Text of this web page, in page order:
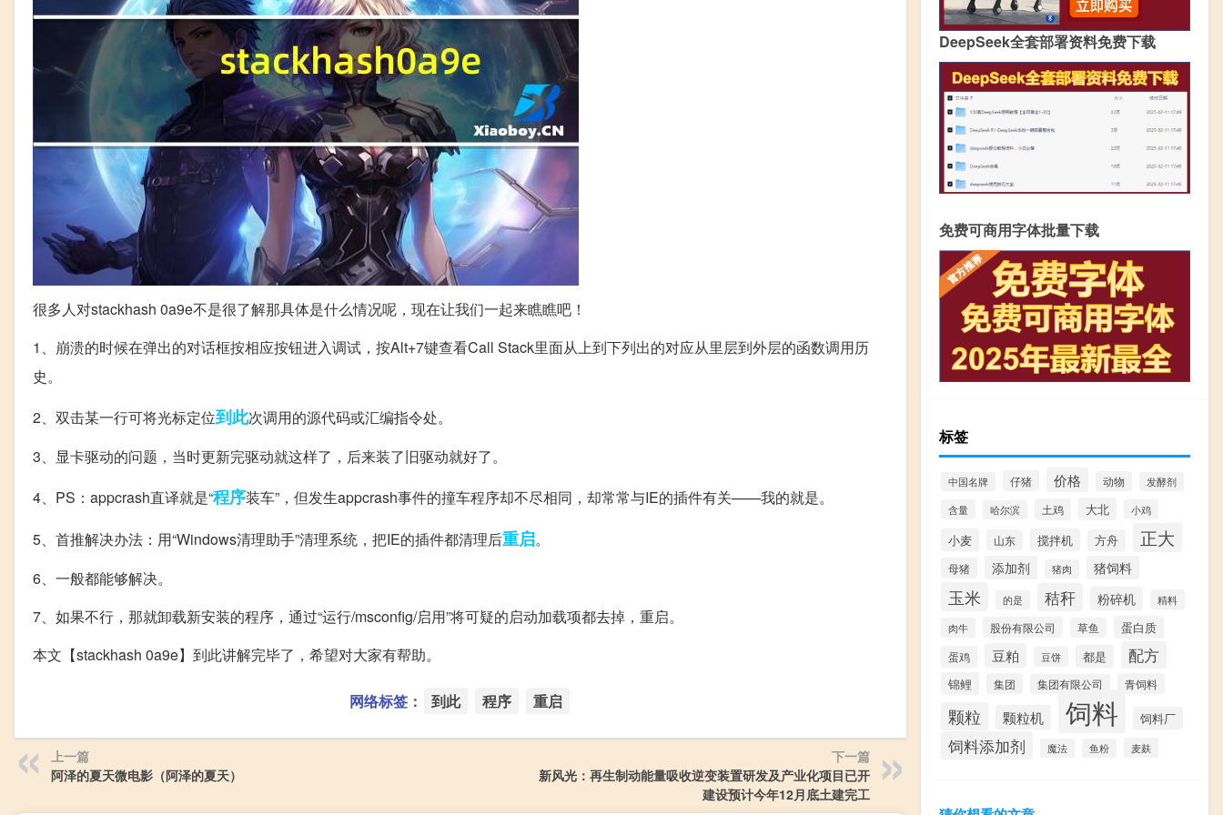
很多人对stackhash 0a9e不是很了解那具体是什么情况呢，现在让我们一起来瞧瞧吧！
1、崩溃的时候在弹出的对话框按相应按钮进入调试，按Alt+7键查看Call Stack里面从上到下列出的对应从里层到外层的函数调用历
史。
2、双击某一行可将光标定位到此次调用的源代码或汇编指令处。
3、显卡驱动的问题，当时更新完驱动就这样了，后来装了旧驱动就好了。
4、PS：appcrash直译就是“程序装车”，但发生appcrash事件的撞车程序却不尽相同，却常常与IE的插件有关——我的就是。
5、首推解决办法：用“Windows清理助手”清理系统，把IE的插件都清理后重启。
6、一般都能够解决。
7、如果不行，那就卸载新安装的程序，通过“运行/msconfig/启用”将可疑的启动加载项都去掉，重启。
本文【stackhash 0a9e】到此讲解完毕了，希望对大家有帮助。
网络标签： 到此 程序 重启
上一篇
阿泽的夏天微电影（阿泽的夏天）
下一篇
新风光：再生制动能量吸收逆变装置研发及产业化项目已开
建设预计今年12月底土建完工
DeepSeek全套部署资料免费下载
免费可商用字体批量下载
标签
中国名牌 仔猪 价格 动物 发酵剂
含量 哈尔滨 土鸡 大北 小鸡
小麦 山东 搅拌机 方舟 正大
母猪 添加剂 猪肉 猪饲料
玉米 的是 秸秆 粉碎机
精料
肉牛
股份有限公司 草鱼 蛋白质
蛋鸡 豆粕 豆饼 都是 配方
锦鲤 集团 集团有限公司 青饲料
颗粒 颗粒机 饲料 饲料厂
饲料添加剂 魔法 鱼粉 麦麸